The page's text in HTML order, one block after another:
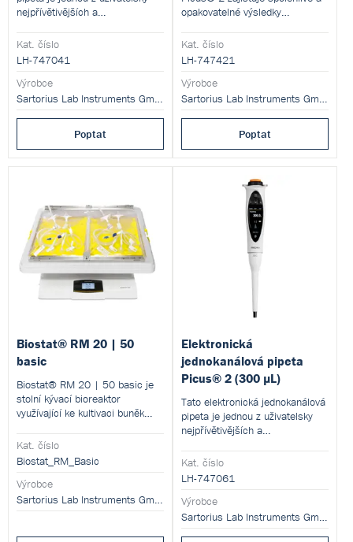
nejpřívětivějších a
nejpokročilejších) pipet na trhu.
Kat. číslo
LH-747041
Výrobce
Sartorius Lab Instruments GmbH and Co. KG
Poptat
opakovatelné výsledky
ergonomický design, který je
šetrný k vaší ruce.
Kat. číslo
LH-747421
Výrobce
Sartorius Lab Instruments GmbH and Co. KG
Poptat
Biostat® RM 20 | 50
basic
Biostat® RM 20 | 50 basic je
stolní kývací bioreaktor
využívající ke kultivaci buněk
možné konfigurovat s kývací
platformou pro vaky o objemu 2
- 20 litrů nebo pro 50 litrové
vaky. V konfiguraci Basic
nevyžaduje přístroj pro svou
činnost žádnou řídící věž.
Kat. číslo
Biostat_RM_Basic
Výrobce
Sartorius Lab Instruments GmbH and Co. KG
Elektronická
jednokanálová pipeta
Picus® 2 (300 µL)
Tato elektronická jednokanálová
pipeta je jednou z uživatelsky
nejpřívětivějších a
nejpokročilejších) pipet na trhu.
Kat. číslo
LH-747061
Výrobce
Sartorius Lab Instruments GmbH and Co. KG